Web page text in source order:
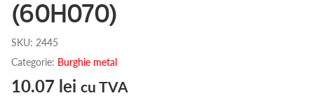
(60H070)
SKU: 2445
Categorie: Burghie metal
10.07 lei cu TVA